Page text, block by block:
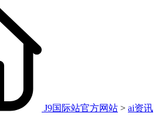
J9国际站官方网站 > ai资讯